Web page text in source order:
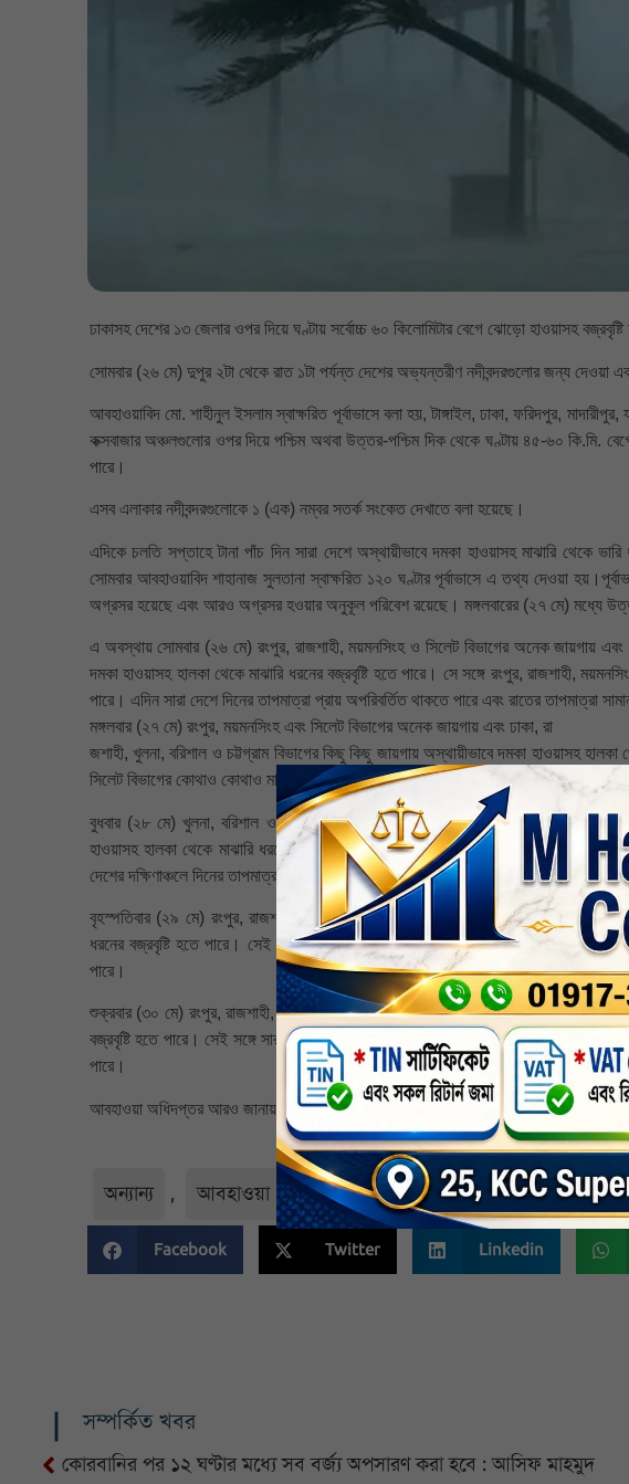
ঢাকাসহ দেশের ১৩ জেলার ওপর দিয়ে ঘণ্টায় সর্বোচ্চ ৬০ কিলোমিটার বেগে ঝোড়ো হাওয়াসহ
সোমবার (২৬ মে) দুপুর ২টা থেকে রাত ১টা পর্যন্ত দেশের অভ্যন্তরীণ নদীবন্দরগুলোর জন্য দেওয়া
আবহাওয়াবিদ মো. শাহীনুল ইসলাম স্বাক্ষরিত পূর্বাভাসে বলা হয়, টাঙ্গাইল, ঢাকা, ফরিদপুর,
কক্সবাজার অঞ্চলগুলোর ওপর দিয়ে পশ্চিম অথবা উত্তর-পশ্চিম দিক থেকে ঘণ্টায় ৪৫-৬০ কি.মি.
পারে।
এসব এলাকার নদীবন্দরগুলোকে ১ (এক) নম্বর সতর্ক সংকেত দেখাতে বলা হয়েছে।
এদিকে চলতি সপ্তাহে টানা পাঁচ দিন সারা দেশে অস্থায়ীভাবে দমকা হাওয়াসহ মাঝারি থেকে
সোমবার আবহাওয়াবিদ শাহানাজ সুলতানা স্বাক্ষরিত ১২০ ঘণ্টার পূর্বাভাসে এ তথ্য দেওয়া
অগ্রসর হয়েছে এবং আরও অগ্রসর হওয়ার অনুকূল পরিবেশ রয়েছে। মঙ্গলবারের (২৭ মে) মধ্যে
এ অবস্থায় সোমবার (২৬ মে) রংপুর, রাজশাহী, ময়মনসিংহ ও সিলেট বিভাগের অনেক জায়গায় এবং
দমকা হাওয়াসহ হালকা থেকে মাঝারি ধরনের বজ্রবৃষ্টি হতে পারে। সে সঙ্গে রংপুর, রাজশাহী,
পারে। এদিন সারা দেশে দিনের তাপমাত্রা প্রায় অপরিবর্তিত থাকতে পারে এবং রাতের তাপমাত্রা
মঙ্গলবার (২৭ মে) রংপুর, ময়মনসিংহ এবং সিলেট বিভাগের অনেক জায়গায় এবং ঢাকা, রা
জশাহী, খুলনা, বরিশাল ও চট্টগ্রাম বিভাগের কিছু কিছু জায়গায় অস্থায়ীভাবে দমকা হাওয়াসহ
সিলেট বিভাগের কোথাও কোথাও মাঝারি থেকে ভারি ধরনের বর্ষণ হতে পারে। সারা দেশে দিন এবং
বুধবার (২৮ মে) খুলনা, বরিশাল ও চট্টগ্রাম বিভাগের অনেক জায়গায় এবং রংপুর, রাজশাহী,
হাওয়াসহ হালকা থেকে মাঝারি ধরনের বজ্রবৃষ্টি হতে পারে। সে সঙ্গে খুলনা, বরিশাল ও চট্টগ্রাম
দেশের দক্ষিণাঞ্চলে দিনের তাপমাত্রা ১-৩ ডিগ্রি হ্রাস পেতে পারে এবং অন্যত্র তা প্রায়
বৃহস্পতিবার (২৯ মে) রংপুর, রাজশাহী, ঢাকা, ময়মনসিংহ, খুলনা, বরিশাল, চট্টগ্রাম ও সিলেট
ধরনের বজ্রবৃষ্টি হতে পারে। সেই সঙ্গে সারা দেশের কোথাও কোথাও মাঝারি থেকে ভারি ধরনের
পারে।
শুক্রবার (৩০ মে) রংপুর, রাজশাহী, ঢাকা, ময়মনসিংহ, খুলনা, বরিশাল, চট্টগ্রাম ও সিলেট বিভাগের
বজ্রবৃষ্টি হতে পারে। সেই সঙ্গে সারা দেশের কোথাও কোথাও মাঝারি থেকে ভারি বর্ষণ হতে পারে।
পারে।
আবহাওয়া অধিদপ্তর আরও জানায়, আগামী ৫ দিনে বজ্রবৃষ্টির প্রবণতা হ্রাস পেতে পারে এবং
অন্যান্য , আবহাওয়া , নির্বাচিত , সর্বশেষ , সর্বশেষ-সংবাদ
Facebook Twitter Linkedin
সম্পর্কিত খবর
কোরবানির পর ১২ ঘণ্টার মধ্যে সব বর্জ্য অপসারণ করা হবে : আসিফ মাহমুদ